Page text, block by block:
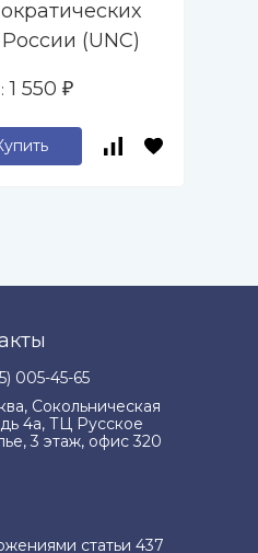
(UNC)
1 550 ₽
005-45-65
Сокольническая
4а, ТЦ Русское
3 этаж, офис 320
статьи 437